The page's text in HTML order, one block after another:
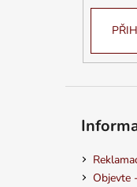
Objevte